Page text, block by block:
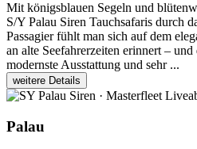
Mit königsblauen Segeln und
S/Y Palau Siren Tauchsafaris durch
Passagier fühlt man sich auf dem
an alte Seefahrerzeiten erinnert –
modernste Ausstattung und sehr ...
weitere Details
Palau